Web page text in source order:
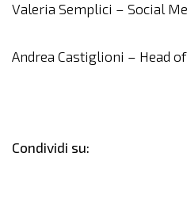
Valeria Semplici – Social
Andrea Castiglioni – Head
Condividi su: